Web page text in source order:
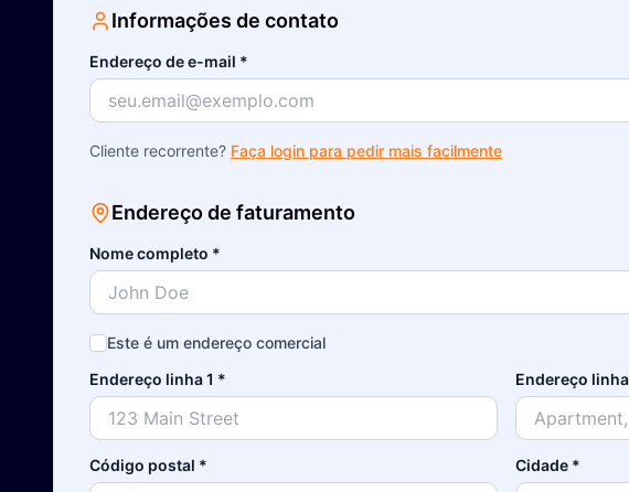
Informações de contato
Endereço de e-mail *
Cliente recorrente? Faça login para pedir mais facilmente
Endereço de faturamento
Nome completo *
Este é um endereço comercial
Endereço linha 1 * Endereço
Código postal * Cidade*